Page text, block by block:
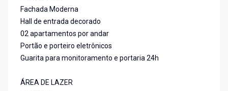
Fachada Moderna
Hall de entrada decorado
02 apartamentos por andar
Portão e porteiro eletrônicos
Guarita para monitoramento e portaria 24h
ÁREA DE LAZER